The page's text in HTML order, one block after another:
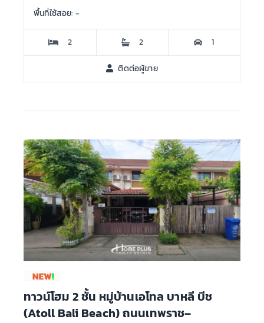
พื้นที่ใช้สอย: -
2 2 1
ติดต่อผู้ขาย
ทาวน์โฮม 2 ชั้น หมู่บ้านเอโทล บาหลี บีช
(Atoll Bali Beach) ถนนเทพราช–